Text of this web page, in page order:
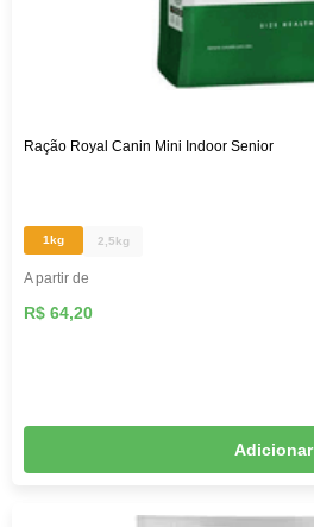
Ração Royal Canin Mini Indoor Senior
1kg 2,5kg
A partir de
R$ 64,20
Adicionar